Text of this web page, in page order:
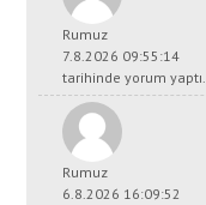
Rumuz
7.8.2026 09:55:14
tarihinde yorum yaptı.
Rumuz
6.8.2026 16:09:52